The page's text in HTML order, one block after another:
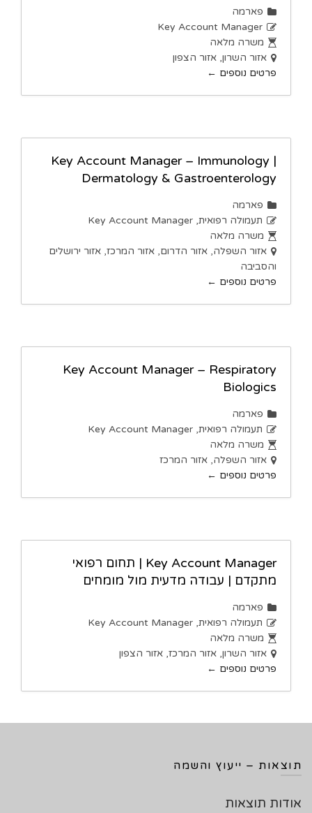
פארמה
Key Account Manager
משרה מלאה
אזור השרון אזור הצפון
פרטים נוספים
Key Account Manager – Immunology |
Dermatology & Gastroenterology
פארמה
תעמולה רפואית Key Account Manager
משרה מלאה
אזור השפלה אזור הדרום אזור המרכז אזור ירושלים
והסביבה
פרטים נוספים
Key Account Manager – Respiratory
Biologics
פארמה
תעמולה רפואית Key Account Manager
משרה מלאה
אזור השפלה אזור המרכז
פרטים נוספים
Key Account Manager | תחום רפואי
מתקדם | עבודה מדעית מול מומחים
פארמה
תעמולה רפואית Key Account Manager
משרה מלאה
אזור השרון אזור המרכז אזור הצפון
פרטים נוספים
תוצאות – ייעוץ והשמה
אודות תוצאות